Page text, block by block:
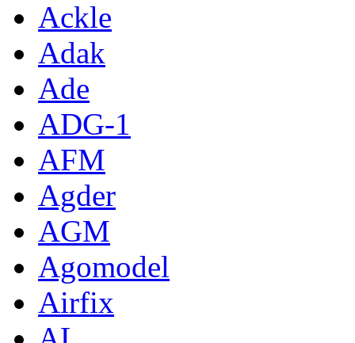
Ackle
Adak
Ade
ADG-1
AFM
Agder
AGM
Agomodel
Airfix